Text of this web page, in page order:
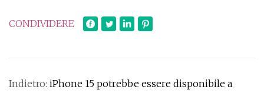
CONDIVIDERE
Indietro: iPhone 15 potrebbe essere disponibile a